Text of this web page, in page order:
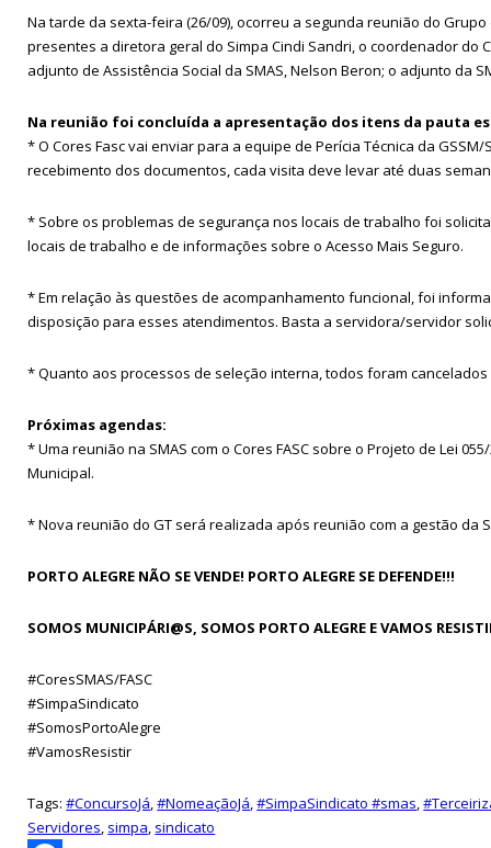
Na tarde da sexta-feira (26/09), ocorreu a segunda reunião do
presentes a diretora geral do Simpa Cindi Sandri, o coordenador do
adjunto de Assistência Social da SMAS, Nelson Beron; o adjunto da
Na reunião foi concluída a apresentação dos itens da pauta
* O Cores Fasc vai enviar para a equipe de Perícia Técnica da
recebimento dos documentos, cada visita deve levar até duas
* Sobre os problemas de segurança nos locais de trabalho foi
locais de trabalho e de informações sobre o Acesso Mais Seguro.
* Em relação às questões de acompanhamento funcional, foi
disposição para esses atendimentos. Basta a servidora/servidor
* Quanto aos processos de seleção interna, todos foram
Próximas agendas:
* Uma reunião na SMAS com o Cores FASC sobre o Projeto de Lei
Municipal.
* Nova reunião do GT será realizada após reunião com a gestão
PORTO ALEGRE NÃO SE VENDE! PORTO ALEGRE SE DEFENDE!!!
SOMOS MUNICIPÁRI@S, SOMOS PORTO ALEGRE E VAMOS
#CoresSMAS/FASC
#SimpaSindicato
#SomosPortoAlegre
#VamosResistir
Tags:#ConcursoJá,#NomeaçãoJá,#SimpaSindicato #smas,
Servidores, simpa, sindicato